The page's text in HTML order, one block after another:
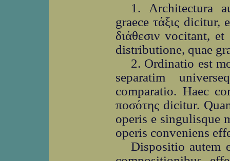
1. Architectura
graece τάξις
διάθεσιν vocitant,
distributione, quae
2. Ordinatio est
separatim
comparatio. Haec
ποσότης dicitur.
operis e singulisque
operis conveniens
Dispositio autem